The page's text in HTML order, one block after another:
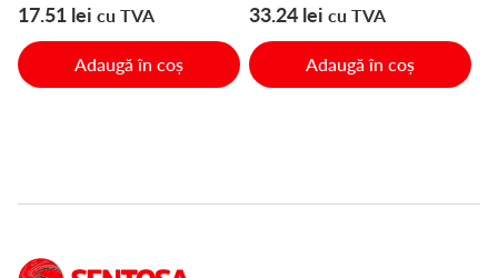
17.51 lei cu TVA
Adaugă în coș
33.24 lei cu TVA
Adaugă în coș